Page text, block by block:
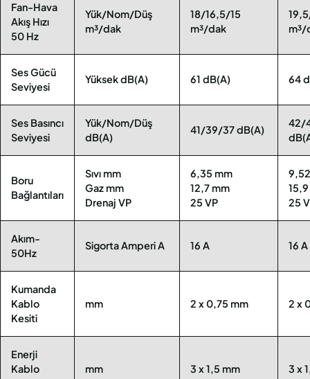
Fan-Hava
Akış Hızı
50 Hz
Yük/Nom/Düş
m³/dak
18/16,5/15
m³/dak
m³/
Ses Gücü
Seviyesi
Yüksek dB(A) 61 dB(A) 64
Ses Basıncı
Seviyesi
Yük/Nom/Düş
dB(A)
41/39/37 dB(A)
42/
Boru
Bağlantıları
Sıvı mm
Gaz mm
Drenaj VP
6,35 mm
12,7 mm
25 VP
25
Akım-
50Hz
Sigorta Amperi A 16 A 16 A
Kumanda
Kablo
Kesiti
mm 2 x 0,75 mm 2 x
Enerji
Kablo
mm 3 x 1,5 mm 3 x